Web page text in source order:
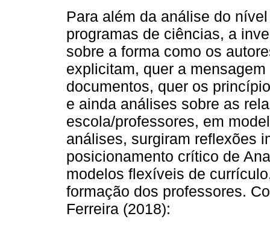
Para além da análise do
programas de ciências, a
sobre a forma como os
explicitam, quer a
documentos, quer os
e ainda análises sobre as
escola/professores, em
análises, surgiram reflexões
posicionamento crítico de
modelos flexíveis de
formação dos professores.
Ferreira (2018):